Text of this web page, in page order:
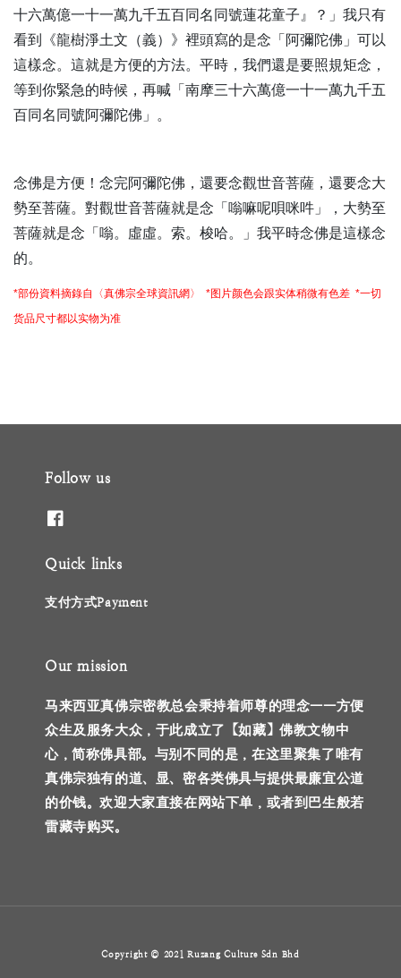
十六萬億一十一萬九千五百同名同號蓮花童子』？」我只有
看到《龍樹淨土文（義）》裡頭寫的是念「阿彌陀佛」可以
這樣念。這就是方便的方法。平時，我們還是要照規矩念，
等到你緊急的時候，再喊「南摩三十六萬億一十一萬九千五
百同名同號阿彌陀佛」。
念佛是方便！念完阿彌陀佛，還要念觀世音菩薩，還要念大
勢至菩薩。對觀世音菩薩就是念「嗡嘛呢唄咪吽」，大勢至
菩薩就是念「嗡。虛虛。索。梭哈。」我平時念佛是這樣念
的。
*部份資料摘錄自〈真佛宗全球資訊網〉 *图片颜色会跟实体稍微有色差 *一切
货品尺寸都以实物为准
Follow us
Quick links
支付方式Payment
Our mission
马来西亚真佛宗密教总会秉持着师尊的理念——方便
众生及服务大众，于此成立了【如藏】佛教文物中
心，简称佛具部。与别不同的是，在这里聚集了唯有
真佛宗独有的道、显、密各类佛具与提供最廉宜公道
的价钱。欢迎大家直接在网站下单，或者到巴生般若
雷藏寺购买。
Copyright © 2021 Ruzang Culture Sdn Bhd